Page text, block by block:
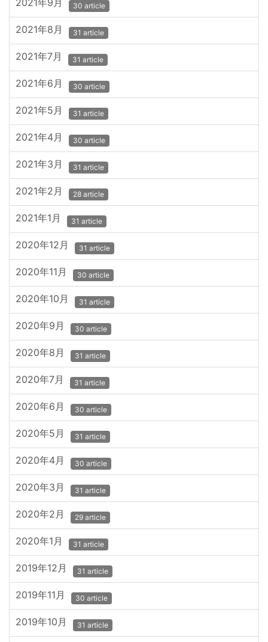
2021年9月 30 article
2021年8月 31 article
2021年7月 31 article
2021年6月 30 article
2021年5月 31 article
2021年4月 30 article
2021年3月 31 article
2021年2月 28 article
2021年1月 31 article
2020年12月 31 article
2020年11月 30 article
2020年10月 31 article
2020年9月 30 article
2020年8月 31 article
2020年7月 31 article
2020年6月 30 article
2020年5月 31 article
2020年4月 30 article
2020年3月 31 article
2020年2月 29 article
2020年1月 31 article
2019年12月 31 article
2019年11月 30 article
2019年10月 31 article